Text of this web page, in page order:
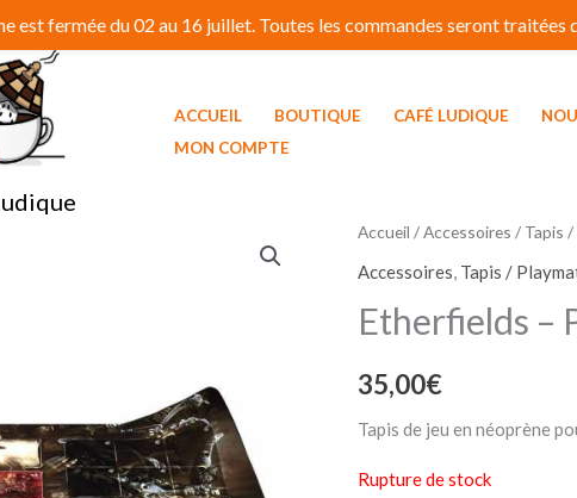
ACCUEIL BOUTIQUE CAFÉ LUDIQUE
MON COMPTE
Accueil /Accessoires / Tapis
Accessoires, Tapis /
Etherfields –
35,00€
Tapis de jeu en néoprène
Rupture de stock
est fermée du 02 au 16 juillet. Toutes les commandes seront traitées